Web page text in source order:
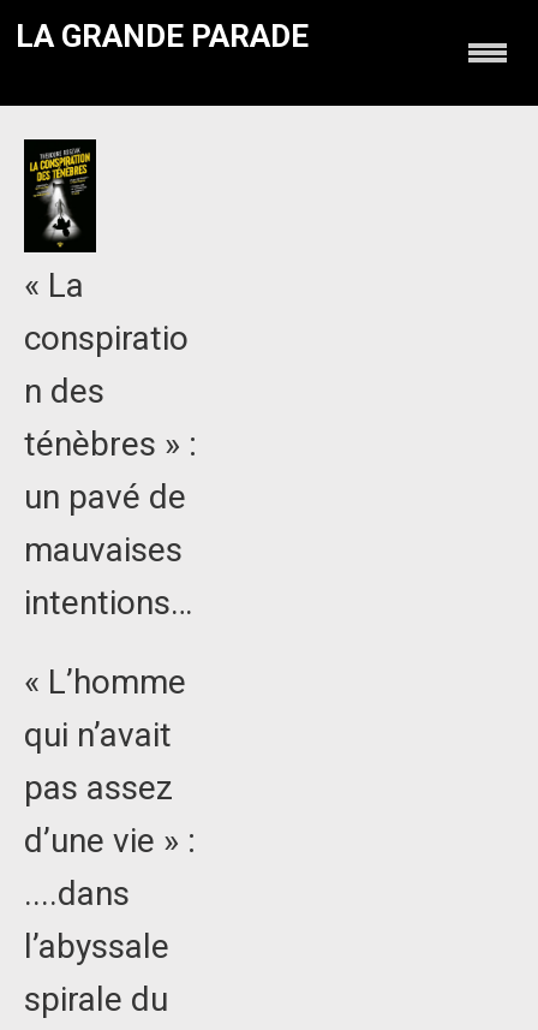
LA GRANDE PARADE
« La
conspiratio
n des
ténèbres » :
un pavé de
mauvaises
intentions…
« L’homme
qui n’avait
pas assez
d’une vie » :
....dans
l’abyssale
spirale du